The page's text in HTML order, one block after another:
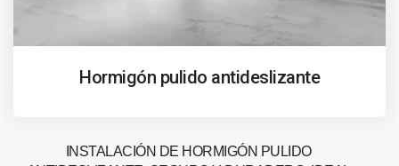
Hormigón pulido antideslizante
INSTALACIÓN DE HORMIGÓN PULIDO